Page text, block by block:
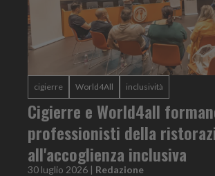
cigierre World4All inclusività
Cigierre e World4all
professionisti della
all'accoglienza inclusiva
30 luglio 2026 | Redazione